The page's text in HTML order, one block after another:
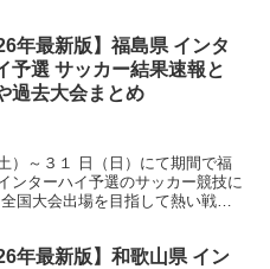
年最新版】福島県 インタ
予選 サッカー結果速報と
過去大会まとめ
）～３１ 日（日）にて期間で福
ンターハイ予選のサッカー競技に
国大会出場を目指して熱い戦い
年最新版】和歌山県 イン